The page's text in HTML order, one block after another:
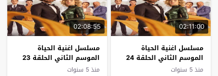
02:11:00
مسلسل اغنية الحياة
الموسم الثاني الحلقة 24
منذ 5 سنوات
02:08:55
مسلسل اغنية الحياة
الموسم الثاني الحلقة 23
منذ 5 سنوات